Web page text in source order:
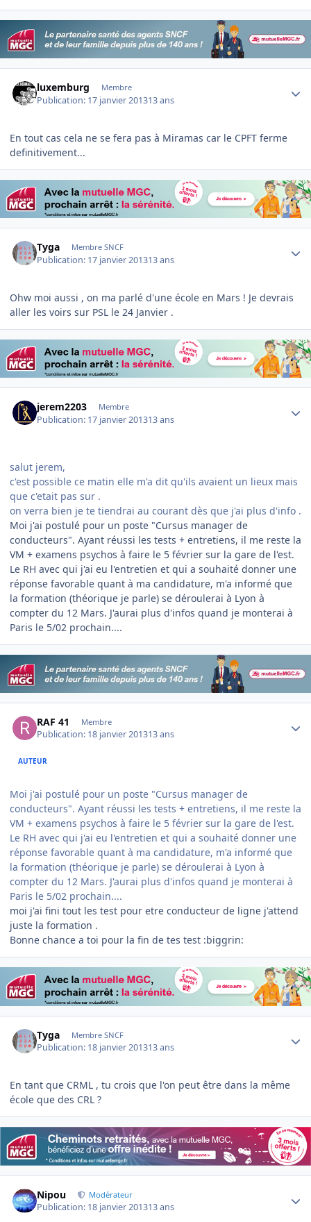
luxemburg Membre
Publication: 17 janvier 201313 ans
En tout cas cela ne se fera pas à Miramas car le CPFT ferme
definitivement...
Tyga Membre SNCF
Publication: 17 janvier 201313 ans
Ohw moi aussi , on ma parlé d'une école en Mars ! Je devrais
aller les voirs sur PSL le 24 Janvier .
jerem2203 Membre
Publication: 17 janvier 201313 ans
salut jerem,
c'est possible ce matin elle m'a dit qu'ils avaient un lieux mais
que c'etait pas sur .
on verra bien je te tiendrai au courant dès que j'ai plus d'info .
Moi j'ai postulé pour un poste "Cursus manager de
conducteurs". Ayant réussi les tests + entretiens, il me reste la
VM + examens psychos à faire le 5 février sur la gare de l'est.
Le RH avec qui j'ai eu l'entretien et qui a souhaité donner une
réponse favorable quant à ma candidature, m'a informé que
la formation (théorique je parle) se déroulerai à Lyon à
compter du 12 Mars. J'aurai plus d'infos quand je monterai à
Paris le 5/02 prochain....
RAF 41 Membre
Publication: 18 janvier 201313 ans
AUTEUR
Moi j'ai postulé pour un poste "Cursus manager de
conducteurs". Ayant réussi les tests + entretiens, il me reste la
VM + examens psychos à faire le 5 février sur la gare de l'est.
Le RH avec qui j'ai eu l'entretien et qui a souhaité donner une
réponse favorable quant à ma candidature, m'a informé que
la formation (théorique je parle) se déroulerai à Lyon à
compter du 12 Mars. J'aurai plus d'infos quand je monterai à
Paris le 5/02 prochain....
moi j'ai fini tout les test pour etre conducteur de ligne j'attend
juste la formation .
Bonne chance a toi pour la fin de tes test :biggrin:
Tyga Membre SNCF
Publication: 18 janvier 201313 ans
En tant que CRML , tu crois que l'on peut être dans la même
école que des CRL ?
Nipou Modérateur
Publication: 18 janvier 201313 ans